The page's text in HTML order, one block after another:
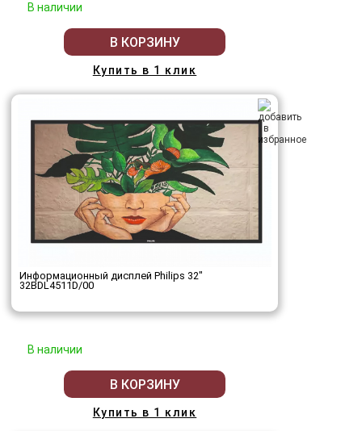
В наличии
В КОРЗИНУ
Купить в 1 клик
Информационный дисплей Philips 32"
32BDL4511D/00
В наличии
В КОРЗИНУ
Купить в 1 клик